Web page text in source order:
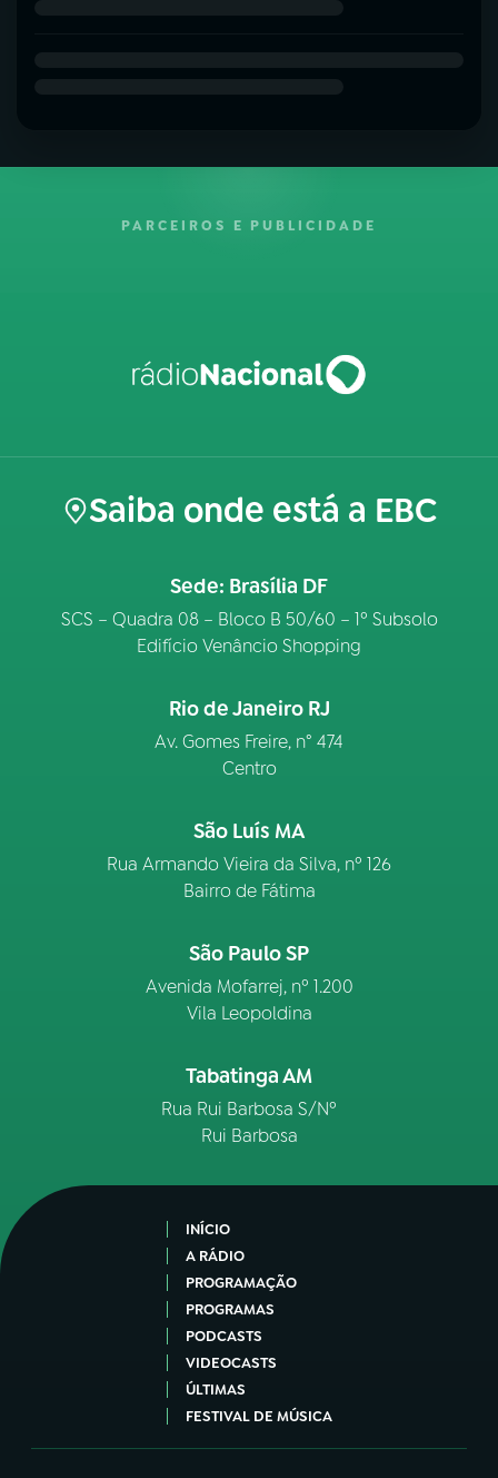
PARCEIROS E PUBLICIDADE
Saiba onde está a EBC
Sede: Brasília DF
SCS – Quadra 08 – Bloco B 50/60 – 1º Subsolo
Edifício Venâncio Shopping
Rio de Janeiro RJ
Av. Gomes Freire, n° 474
Centro
São Luís MA
Rua Armando Vieira da Silva, nº 126
Bairro de Fátima
São Paulo SP
Avenida Mofarrej, nº 1.200
Vila Leopoldina
Tabatinga AM
Rua Rui Barbosa S/Nº
Rui Barbosa
INÍCIO
A RÁDIO
PROGRAMAÇÃO
PROGRAMAS
PODCASTS
VIDEOCASTS
ÚLTIMAS
FESTIVAL DE MÚSICA